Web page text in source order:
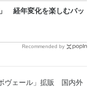
」 経年変化を楽しむバッ
Recommended by
ヴェール」拡販 国内外